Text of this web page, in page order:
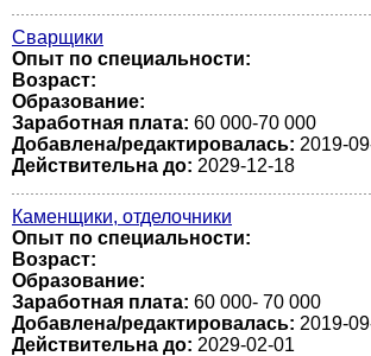
Сварщики
Опыт по специальности:
Возраст:
Образование:
Заработная плата: 60 000-70 000
Добавлена/редактировалась: 2019-
Действительна до: 2029-12-18
Каменщики, отделочники
Опыт по специальности:
Возраст:
Образование:
Заработная плата: 60 000- 70 000
Добавлена/редактировалась: 2019-
Действительна до: 2029-02-01